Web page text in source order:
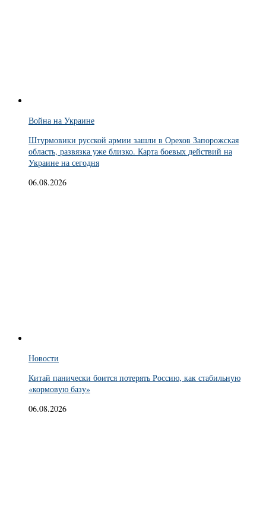
Война на Украине
Штурмовики русской армии зашли в Орехов Запорожская
область, развязка уже близко. Карта боевых действий на
Украине на сегодня
06.08.2026
Новости
Китай панически боится потерять Россию, как стабильную
«кормовую базу»
06.08.2026